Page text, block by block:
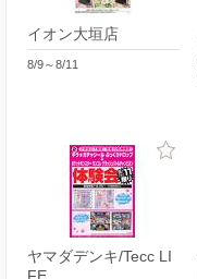
イオン大垣店
8/9～8/11
ヤマダデンキ/Tecc LI